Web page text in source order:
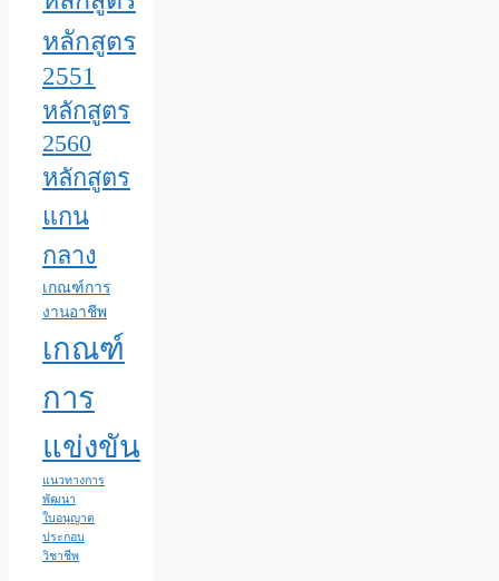
หลักสูตร
2551
หลักสูตร
2560
หลักสูตร
แกน
กลาง
เกณฑ์การ
งานอาชีพ
เกณฑ์
การ
แข่งขัน
แนวทางการ
พัฒนา
ใบอนุญาต
ประกอบ
วิชาชีพ